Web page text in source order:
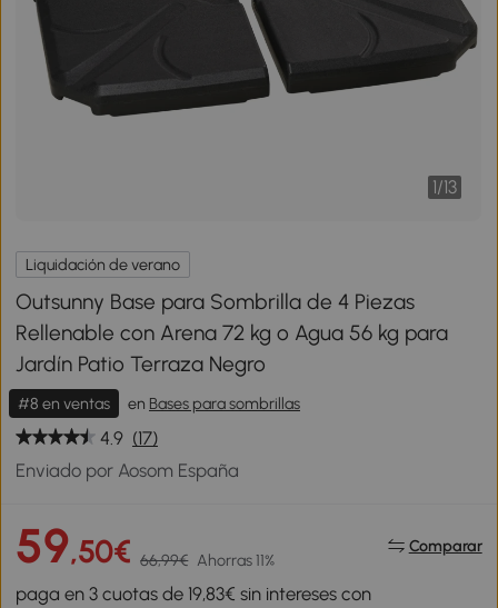
1/13
Liquidación de verano
Outsunny Base para Sombrilla de 4 Piezas
Rellenable con Arena 72 kg o Agua 56 kg para
Jardín Patio Terraza Negro
#8 en ventas en Bases para sombrillas
4.9 (17)
Enviado por Aosom España
59,50€ 66,99€ Ahorras 11%
Comparar
paga en 3 cuotas de 19,83€ sin intereses con